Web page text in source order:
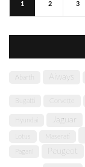
1 2 3
Abarth Aiways
Bugatti Corvette
Jaguar
Pagani Peugeot